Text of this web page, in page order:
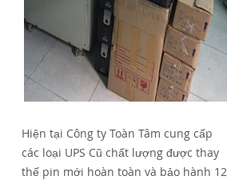
Hiện tại Công ty Toàn Tâm cung cấp
các loại UPS Cũ chất lượng được thay
thế pin mới hoàn toàn và bảo hành 12